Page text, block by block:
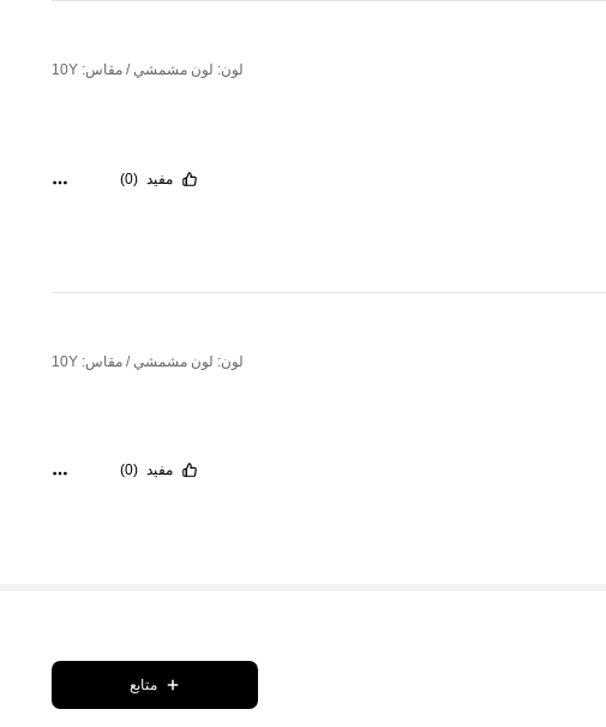
لون: لون مشمشي / مقاس: 10Y
مفيد (0)
لون: لون مشمشي / مقاس: 10Y
مفيد (0)
متابع